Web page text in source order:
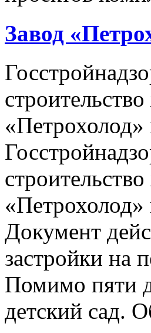
Завод
Документ
застройки на
Помимо пяти
детский сад.